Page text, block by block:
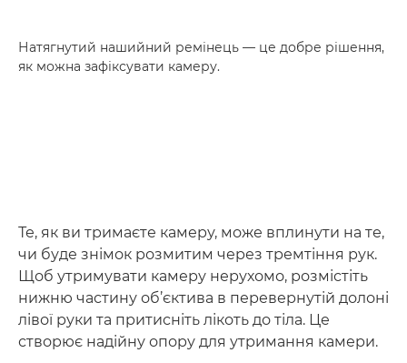
Натягнутий нашийний ремінець — це добре рішення,
як можна зафіксувати камеру.
Те, як ви тримаєте камеру, може вплинути на те,
чи буде знімок розмитим через тремтіння рук.
Щоб утримувати камеру нерухомо, розмістіть
нижню частину об’єктива в перевернутій долоні
лівої руки та притисніть лікоть до тіла. Це
створює надійну опору для утримання камери.